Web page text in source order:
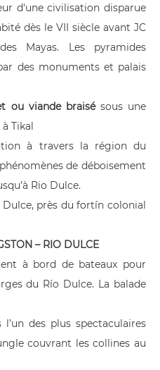
d'une civilisation disparue
dès le VII siècle avant JC
Mayas. Les pyramides
des monuments et palais
ou viande braisé sous une
Tikal
à travers la région du
de déboisement
Rio Dulce.
près du fortín colonial
– RIO DULCE
à bord de bateaux pour
du Río Dulce. La balade
des plus spectaculaires
couvrant les collines au